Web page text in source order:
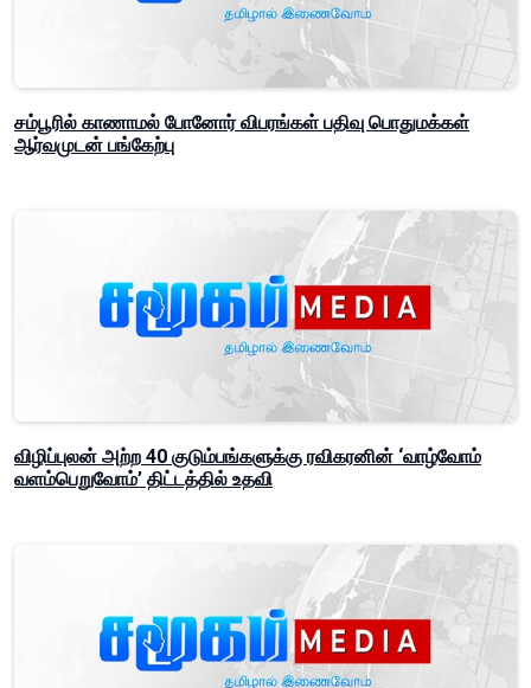
சம்பூரில் காணாமல் போனோர் விபரங்கள் பதிவு பொதுமக்கள்
ஆர்வமுடன் பங்கேற்பு
விழிப்புலன் அற்ற 40 குடும்பங்களுக்கு ரவிகரனின் ‘வாழ்வோம்
வளம்பெறுவோம்’ திட்டத்தில் உதவி